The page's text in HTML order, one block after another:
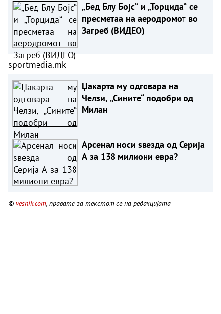
„Бед Блу Бојс“ и „Торцида“ се
пресметаа на аеродромот во
Загреб (ВИДЕО)
sportmedia.mk
Џакарта му одговара на
Челзи, „Сините“ подобри од
Милан
Арсенал носи ѕвезда од Серија
А за 138 милиони евра?
© vesnik.com, правата за текстот се на редакцијата